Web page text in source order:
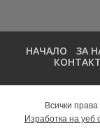
НАЧАЛО ЗА
Всички
Изработка на уеб